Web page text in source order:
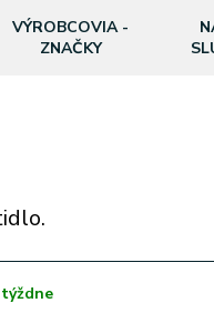
VÝROBCOVIA -
ZNAČKY